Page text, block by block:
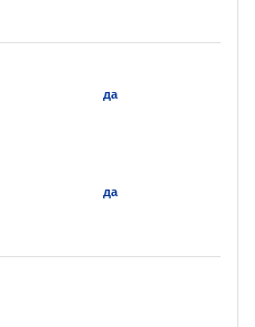
да
да